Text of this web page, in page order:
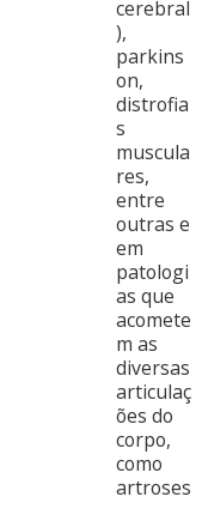
cerebral
),
parkins
on,
distrofia
s
muscula
res,
entre
outras e
em
patologi
as que
acomete
m as
diversas
articulaç
ões do
corpo,
como
artroses